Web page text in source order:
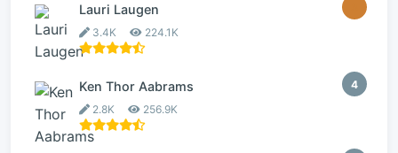
Lauri Laugen
3.4K 224.1K
4
Ken Thor Aabrams
2.8K 256.9K